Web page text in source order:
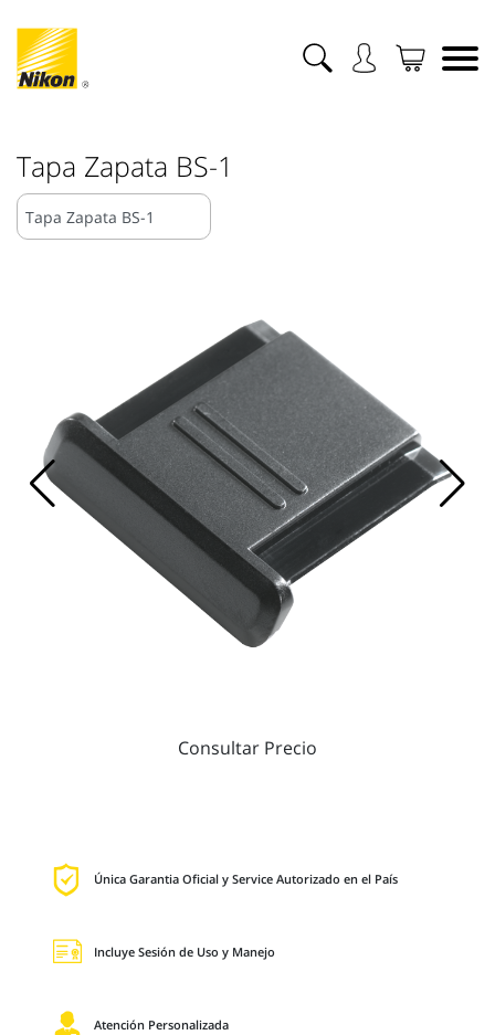
Tapa Zapata BS-1
Consultar Precio
Única Garantia Oficial y Service Autorizado en el País
Incluye Sesión de Uso y Manejo
Atención Personalizada